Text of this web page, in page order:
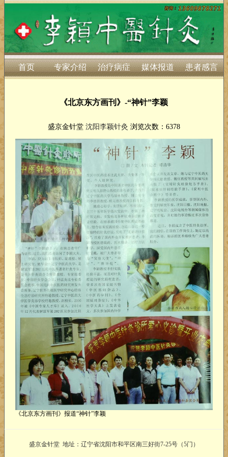
首页 专家介绍 治疗病症 媒体报道 患者感言
《北京东方画刊》-“神针”李颖
盛京金针堂 沈阳李颖针灸 浏览次数：6378
《北京东方画刊》报道“神针”李颖
盛京金针堂 地址：辽宁省沈阳市和平区南三好街7-25号（5门）